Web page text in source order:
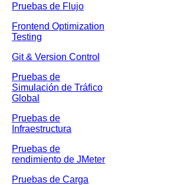
Pruebas de Flujo
Frontend Optimization
Testing
Git & Version Control
Pruebas de
Simulación de Tráfico
Global
Pruebas de
Infraestructura
Pruebas de
rendimiento de JMeter
Pruebas de Carga